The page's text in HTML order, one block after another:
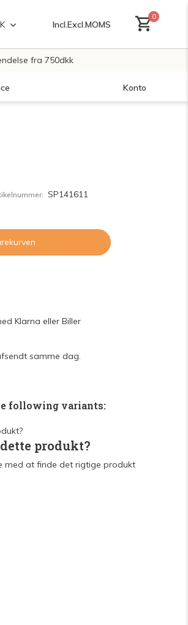
Incl.Excl.MOMS
0
fra 750dkk
Konto
SP141611
Klarna eller Biller
samme dag.
following variants:
produkt?
med at finde det rigtige produkt